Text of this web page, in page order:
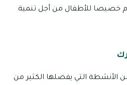
خصيصا للأطفال من أجل تنمية
الأنشطة التي يفضلها الكثير من